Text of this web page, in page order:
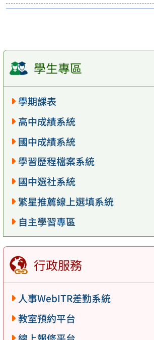
學生專區
學期課表
高中成績系統
國中成績系統
學習歷程檔案系統
國中選社系統
繁星推薦線上選填系統
自主學習專區
行政服務
人事WebITR差勤系統
教室預約平台